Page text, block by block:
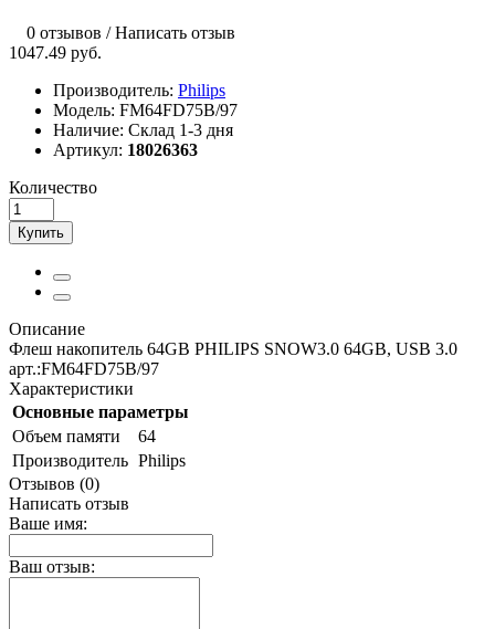
0 отзывов /Написать отзыв
1047.49 руб.
Производитель: Philips
Модель: FM64FD75B/97
Наличие: Склад 1-3 дня
Артикул: 18026363
Количество
Купить
Описание
Флеш накопитель 64GB PHILIPS SNOW3.0 64GB, USB 3.0
арт.:FM64FD75B/97
Характеристики
Основные параметры
Объем памяти
64
Производитель Philips
Отзывов (0)
Написать отзыв
Ваше имя:
Ваш отзыв: